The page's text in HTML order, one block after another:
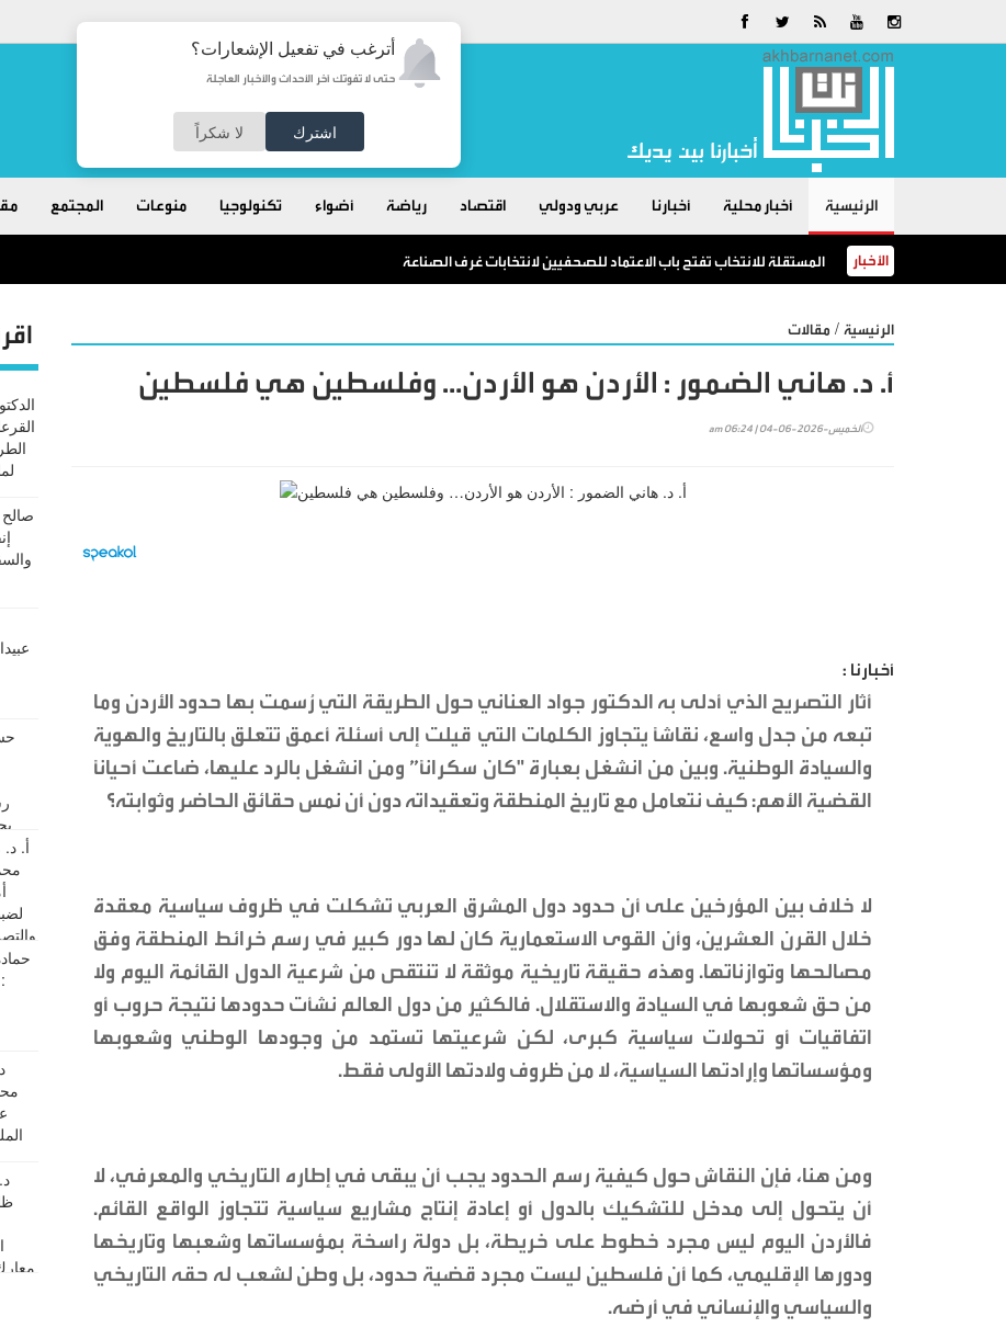
أترغب في تفعيل الإشعارات؟
حتى لا تفوتك آخر الأحداث والأخبار العاجلة
اشترك لا شكراً
الرئيسية أخبار محلية أخبارنا عربي ودولي اقتصاد رياضة أضواء تكنولوجيا منوعات المجتمع
الأخبار المستقلة للانتخاب تفتح باب الاعتماد للصحفيين لانتخابات غرف الصناعة
الرئيسية / مقالات
أ. د. هاني الضمور : الأردن هو الأردن… وفلسطين هي فلسطين
الخميس-2026-06-04 | 06:24 am
أخبارنا :
أثار التصريح الذي أدلى به الدكتور جواد العناني حول الطريقة التي رُسمت بها حدود الأردن وما
تبعه من جدل واسع، نقاشاً يتجاوز الكلمات التي قيلت إلى أسئلة أعمق تتعلق بالتاريخ والهوية
والسيادة الوطنية. وبين من انشغل بعبارة "كان سكراناً” ومن انشغل بالرد عليها، ضاعت أحياناً
القضية الأهم: كيف نتعامل مع تاريخ المنطقة وتعقيداته دون أن نمس حقائق الحاضر وثوابته؟
لا خلاف بين المؤرخين على أن حدود دول المشرق العربي تشكلت في ظروف سياسية معقدة
خلال القرن العشرين، وأن القوى الاستعمارية كان لها دور كبير في رسم خرائط المنطقة وفق
مصالحها وتوازناتها. وهذه حقيقة تاريخية موثقة لا تنتقص من شرعية الدول القائمة اليوم ولا
من حق شعوبها في السيادة والاستقلال. فالكثير من دول العالم نشأت حدودها نتيجة حروب أو
اتفاقيات أو تحولات سياسية كبرى، لكن شرعيتها تستمد من وجودها الوطني وشعوبها
ومؤسساتها وإرادتها السياسية، لا من ظروف ولادتها الأولى فقط.
ومن هنا، فإن النقاش حول كيفية رسم الحدود يجب أن يبقى في إطاره التاريخي والمعرفي، لا
أن يتحول إلى مدخل للتشكيك بالدول أو إعادة إنتاج مشاريع سياسية تتجاوز الواقع القائم.
فالأردن اليوم ليس مجرد خطوط على خريطة، بل دولة راسخة بمؤسساتها وشعبها وتاريخها
ودورها الإقليمي، كما أن فلسطين ليست مجرد قضية حدود، بل وطن لشعب له حقه التاريخي
والسياسي والإنساني في أرضه.